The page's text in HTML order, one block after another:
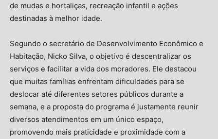
de mudas e hortaliças, recreação infantil e ações
destinadas à melhor idade.
Segundo o secretário de Desenvolvimento Econômico e
Habitação, Nicko Silva, o objetivo é descentralizar os
serviços e facilitar a vida dos moradores. Ele destacou
que muitas famílias enfrentam dificuldades para se
deslocar até diferentes setores públicos durante a
semana, e a proposta do programa é justamente reunir
diversos atendimentos em um único espaço,
promovendo mais praticidade e proximidade com a